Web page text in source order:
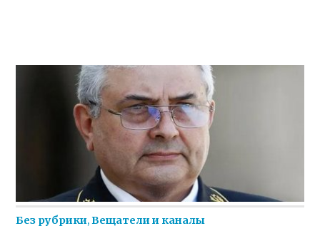
Без рубрики,Вещатели и каналы